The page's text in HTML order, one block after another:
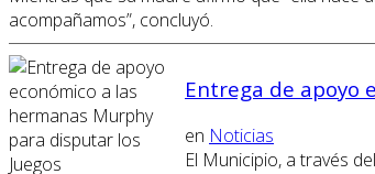
acompañamos”, concluyó.
Entrega de apoyo
en Noticias
El Municipio, a través